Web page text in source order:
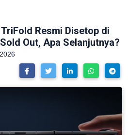
Resmi Disetop di
Out, Apa Selanjutnya?